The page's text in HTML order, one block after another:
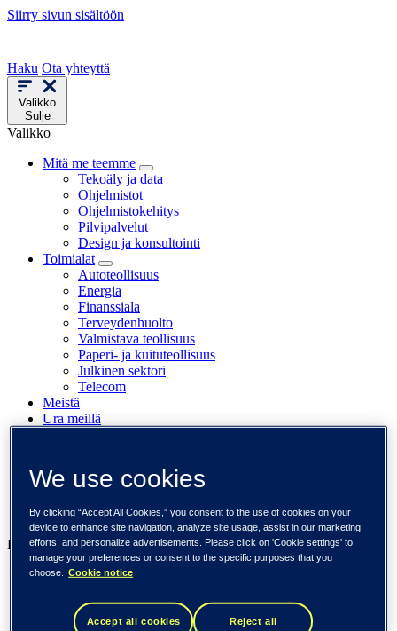
Siirry sivun sisältöön
Haku Ota yhteyttä
Valikko
Sulje
Valikko
Mitä me teemme
Tekoäly ja data
Ohjelmistot
Ohjelmistokehitys
Pilvipalvelut
Design ja konsultointi
Toimialat
Autoteollisuus
Energia
Finanssiala
Terveydenhuolto
Valmistava teollisuus
Paperi- ja kuituteollisuus
Julkinen sektori
Telecom
Meistä
Ura meillä
Asiakkaitamme
Näkemyksiä
Liiketoimintamme
Tieto Banktech
Tieto Indtech
Tieto Tech Consulting
We use cookies
By clicking “Accept All Cookies,” you consent to the use of cookies on your
device to enhance site navigation, analyze site usage, assist in our marketing
efforts, and personalize advertisements. Please click on 'Cookie settings' to
manage your preferences or consent to the specific purposes that you
choose.
Cookie notice
Accept all cookies Reject all